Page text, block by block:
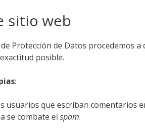
sitio web
Protección de Datos procedemos a
posible.
:
usuarios que escriban comentarios
se combate el spam.